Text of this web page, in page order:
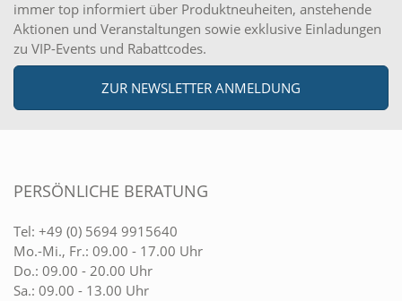
immer top informiert über Produktneuheiten, anstehende
Aktionen und Veranstaltungen sowie exklusive Einladungen
zu VIP-Events und Rabattcodes.
ZUR NEWSLETTER ANMELDUNG
PERSÖNLICHE BERATUNG
Tel: +49 (0) 5694 9915640
Mo.-Mi., Fr.: 09.00 - 17.00 Uhr
Do.: 09.00 - 20.00 Uhr
Sa.: 09.00 - 13.00 Uhr